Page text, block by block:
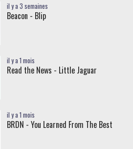
il y a 3 semaines
Beacon - Blip
il y a 1 mois
Read the News - Little Jaguar
il y a 1 mois
BRDN - You Learned From The Best